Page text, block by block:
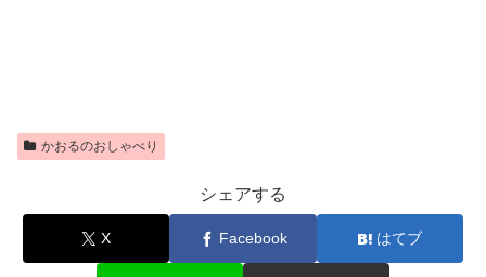
かおるのおしゃべり
シェアする
X Facebook はてブ